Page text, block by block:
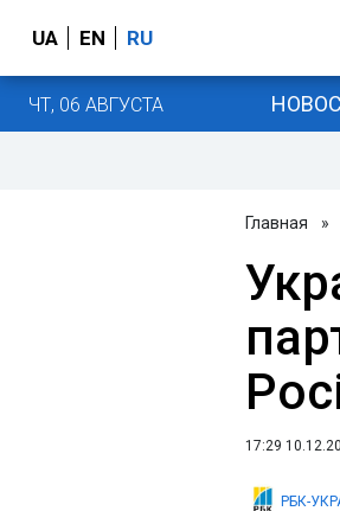
UA EN RU
ЧТ, 06 АВГУСТА
Главная »
17:29
РБК-